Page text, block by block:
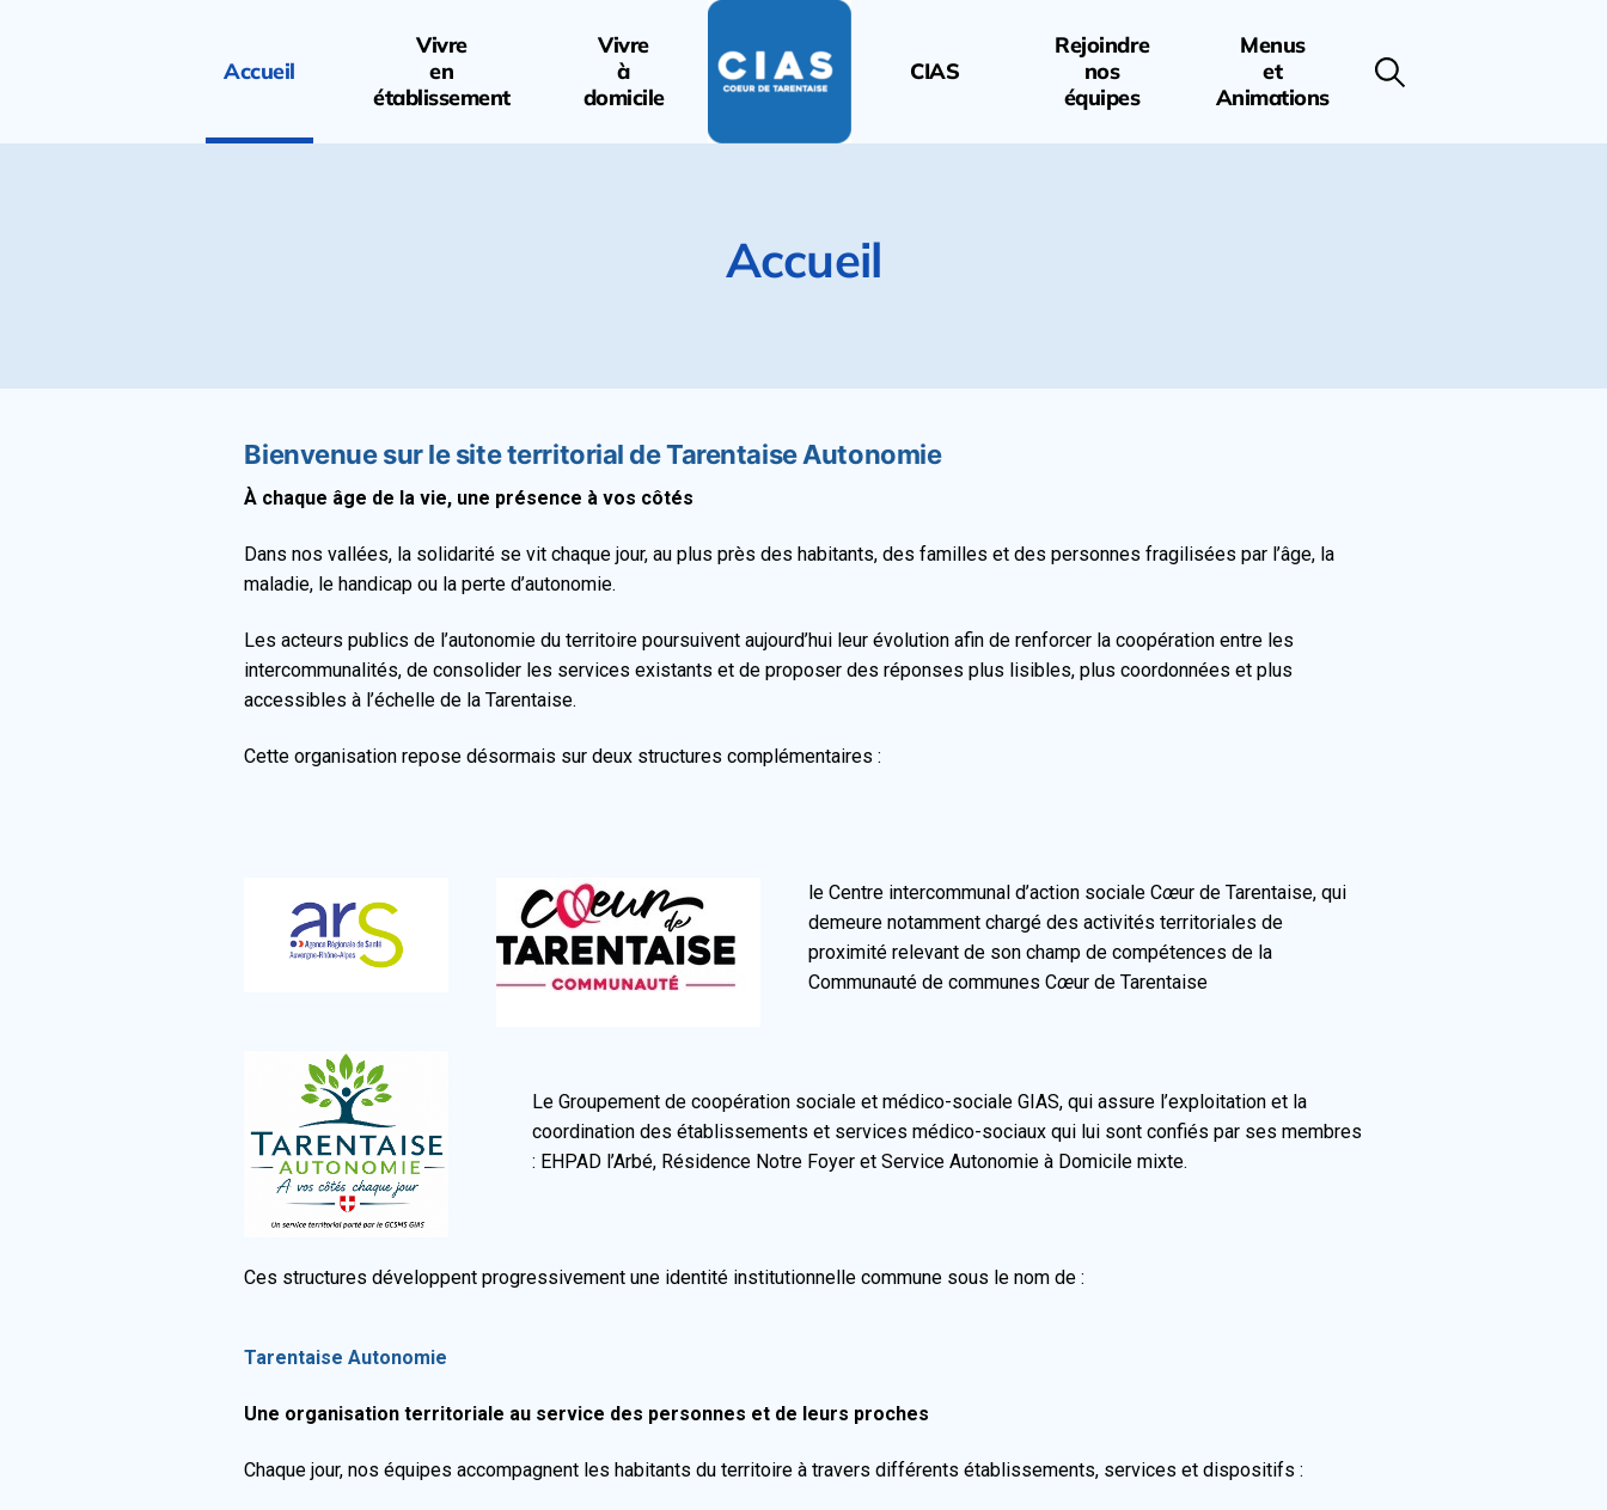
Accueil
Vivre
en
établissement
Vivre
à
domicile
CIAS
Rejoindre
nos
équipes
Menus
et
Animations
Accueil
Bienvenue sur le site territorial de Tarentaise Autonomie
À chaque âge de la vie, une présence à vos côtés
Dans nos vallées, la solidarité se vit chaque jour, au plus près des habitants, des familles et des personnes fragilisées par l’âge, la
maladie, le handicap ou la perte d’autonomie.
Les acteurs publics de l’autonomie du territoire poursuivent aujourd’hui leur évolution afin de renforcer la coopération entre les
intercommunalités, de consolider les services existants et de proposer des réponses plus lisibles, plus coordonnées et plus
accessibles à l’échelle de la Tarentaise.
Cette organisation repose désormais sur deux structures complémentaires :
le Centre intercommunal d’action sociale Cœur de Tarentaise, qui
demeure notamment chargé des activités territoriales de
proximité relevant de son champ de compétences de la
Communauté de communes Cœur de Tarentaise
Le Groupement de coopération sociale et médico-sociale GIAS, qui assure l’exploitation et la
coordination des établissements et services médico-sociaux qui lui sont confiés par ses membres
: EHPAD l’Arbé, Résidence Notre Foyer et Service Autonomie à Domicile mixte.
Ces structures développent progressivement une identité institutionnelle commune sous le nom de :
Tarentaise Autonomie
Une organisation territoriale au service des personnes et de leurs proches
Chaque jour, nos équipes accompagnent les habitants du territoire à travers différents établissements, services et dispositifs :